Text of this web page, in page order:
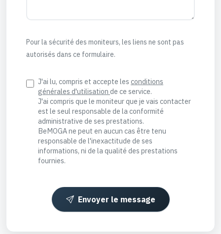
Pour la sécurité des moniteurs, les liens ne sont pas
autorisés dans ce formulaire.
J'ai lu, compris et accepte les conditions
générales d'utilisation de ce service.
J'ai compris que le moniteur que je vais contacter
est le seul responsable de la conformité
administrative de ses prestations.
BeMOGA ne peut en aucun cas être tenu
responsable de l'inexactitude de ses
informations, ni de la qualité des prestations
fournies.
Envoyer le message